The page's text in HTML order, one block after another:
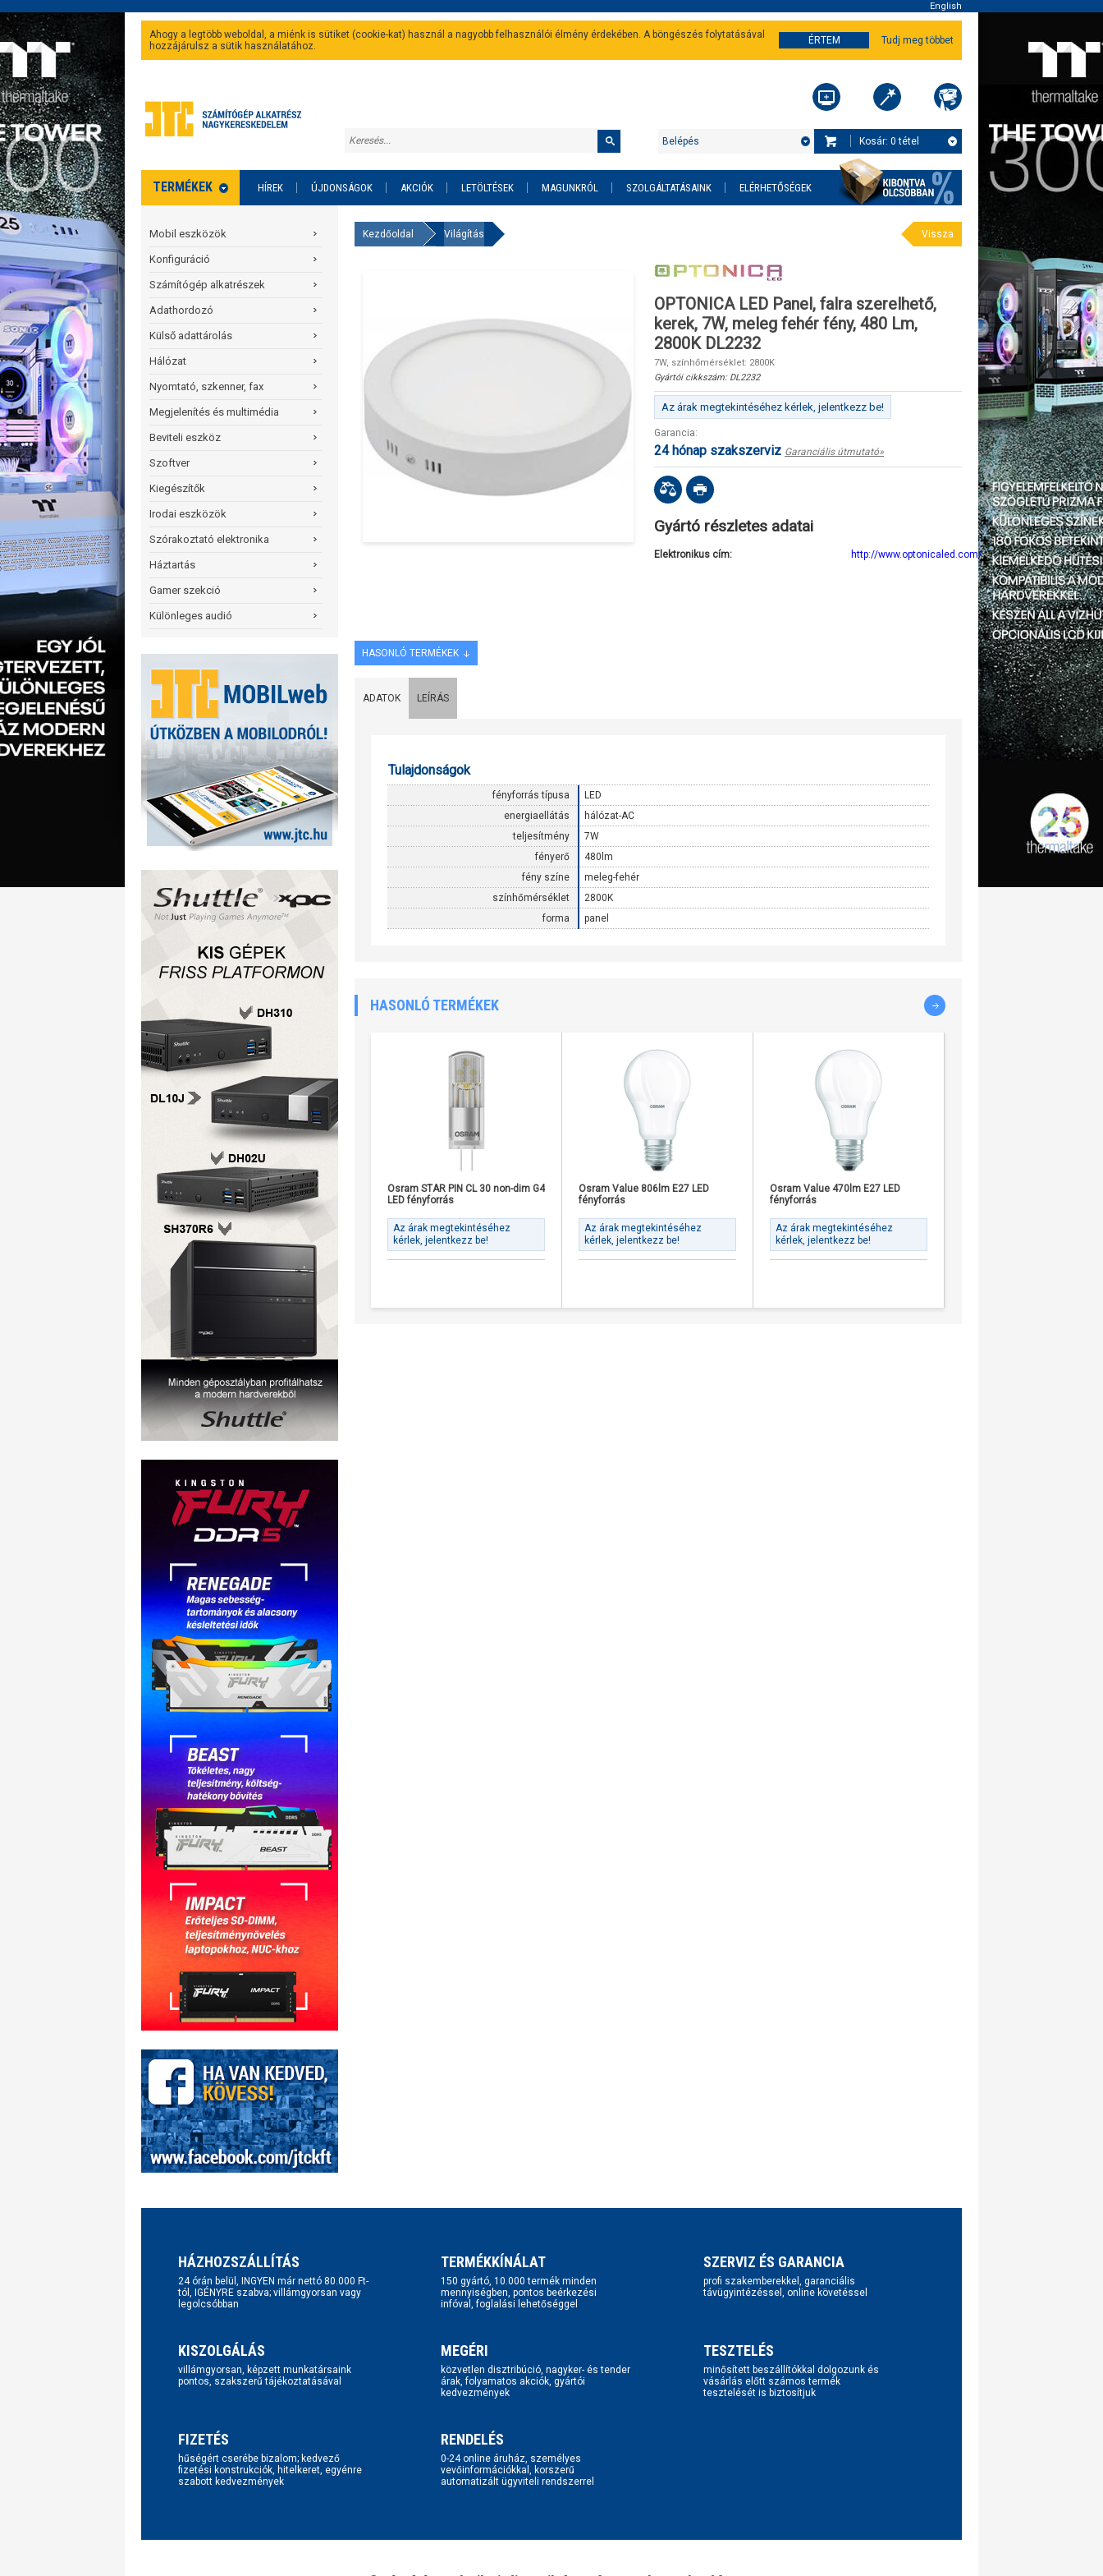
English
Ahogy a legtöbb weboldal, a miénk is sütiket (cookie-kat) használ a nagyobb felhasználói élmény érdekében. A böngészés folytatásával
hozzájárulsz a sütik használatához.
ÉRTEM Tudj meg többet
Kosár: 0 tétel
Belépés
TERMÉKEK HÍREK ÚJDONSÁGOK AKCIÓK LETÖLTÉSEK MAGUNKRÓL SZOLGÁLTATÁSAINK ELÉRHETŐSÉGEK
Mobil eszközök
Konfiguráció
Számítógép alkatrészek
Adathordozó
Külső adattárolás
Hálózat
Nyomtató, szkenner, fax
Megjelenítés és multimédia
Beviteli eszköz
Szoftver
Kiegészítők
Irodai eszközök
Szórakoztató elektronika
Háztartás
Gamer szekció
Különleges audió
Kezdőoldal Világítás Vissza
OPTONICA LED Panel, falra szerelhető,
kerek, 7W, meleg fehér fény, 480 Lm,
2800K DL2232
7W, színhőmérséklet: 2800K
Gyártói cikkszám: DL2232
Az árak megtekintéséhez kérlek, jelentkezz be!
Garancia:
24 hónap szakszerviz Garanciális útmutató»
Gyártó részletes adatai
Elektronikus cím: http://www.optonicaled.com/
HASONLÓ TERMÉKEK
ADATOK LEÍRÁS
Tulajdonságok
fényforrás típusa
LED
energiaellátás
hálózat-AC
teljesítmény
7W
fényerő
480lm
fény színe
meleg-fehér
színhőmérséklet
2800K
forma
panel
HASONLÓ TERMÉKEK
Osram STAR PIN CL 30 non-dim G4
LED fényforrás
Az árak megtekintéséhez
kérlek, jelentkezz be!
Osram Value 806lm E27 LED
fényforrás
Az árak megtekintéséhez
kérlek, jelentkezz be!
Osram Value 470lm E27 LED
fényforrás
Az árak megtekintéséhez
kérlek, jelentkezz be!
HÁZHOZSZÁLLÍTÁS
24 órán belül, INGYEN már nettó 80.000 Ft-
tól, IGÉNYRE szabva; villámgyorsan vagy
legolcsóbban
TERMÉKKÍNÁLAT
150 gyártó, 10.000 termék minden
mennyiségben, pontos beérkezési
infóval, foglalási lehetőséggel
SZERVIZ ÉS GARANCIA
profi szakemberekkel, garanciális
távügyintézéssel, online követéssel
KISZOLGÁLÁS
villámgyorsan, képzett munkatársaink
pontos, szakszerű tájékoztatásával
MEGÉRI
közvetlen disztribúció, nagyker- és tender
árak, folyamatos akciók, gyártói
kedvezmények
TESZTELÉS
minősített beszállítókkal dolgozunk és
vásárlás előtt számos termék
tesztelését is biztosítjuk
FIZETÉS
hűségért cserébe bizalom; kedvező
fizetési konstrukciók, hitelkeret, egyénre
szabott kedvezmények
RENDELÉS
0-24 online áruház, személyes
vevőinformációkkal, korszerű
automatizált ügyviteli rendszerrel